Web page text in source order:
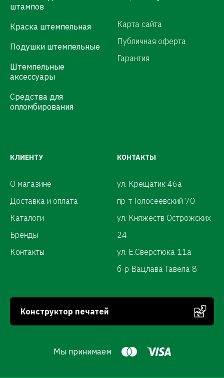
штампов
Краска штемпельная
Подушки штемпельные
Штемпельные
аксессуары
Средства для
опломбирования
Карта сайта
Публичная оферта
Гарантия
КЛИЕНТУ
О магазине
Доставка и оплата
Каталоги
Бренды
Контакты
КОНТАКТЫ
ул. Крещатик 46а
пр-т Голосеевский 70
ул. Княжеств Острожских
24
ул. Е.Сверстюка 11а
б-р Вацлава Гавела 8
Конструктор печатей
Мы принимаем